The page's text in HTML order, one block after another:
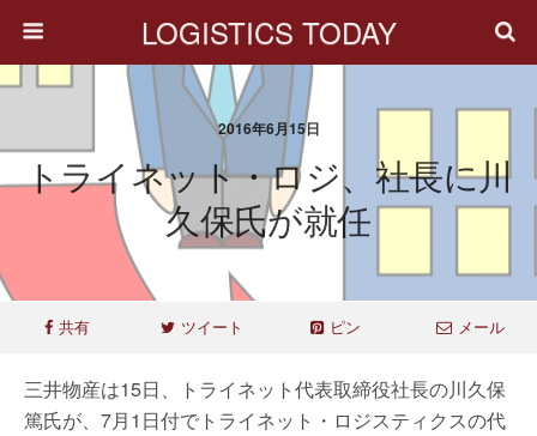
LOGISTICS TODAY
2016年6月15日
トライネット・ロジ、社長に川
久保氏が就任
共有 ツイート ピン メール
三井物産は15日、トライネット代表取締役社長の川久保
篤氏が、7月1日付でトライネット・ロジスティクスの代